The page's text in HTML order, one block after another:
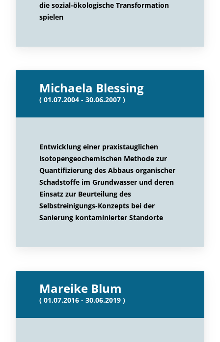
die sozial-ökologische Transformation
spielen
Michaela Blessing
( 01.07.2004 - 30.06.2007 )
Entwicklung einer praxistauglichen
isotopengeochemischen Methode zur
Quantifizierung des Abbaus organischer
Schadstoffe im Grundwasser und deren
Einsatz zur Beurteilung des
Selbstreinigungs-Konzepts bei der
Sanierung kontaminierter Standorte
Mareike Blum
( 01.07.2016 - 30.06.2019 )